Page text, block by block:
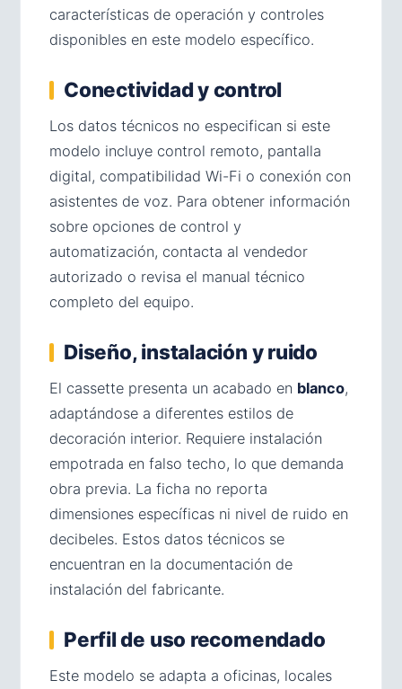
características de operación y controles
disponibles en este modelo específico.
Conectividad y control
Los datos técnicos no especifican si este
modelo incluye control remoto, pantalla
digital, compatibilidad Wi-Fi o conexión con
asistentes de voz. Para obtener información
sobre opciones de control y
automatización, contacta al vendedor
autorizado o revisa el manual técnico
completo del equipo.
Diseño, instalación y ruido
El cassette presenta un acabado en blanco,
adaptándose a diferentes estilos de
decoración interior. Requiere instalación
empotrada en falso techo, lo que demanda
obra previa. La ficha no reporta
dimensiones específicas ni nivel de ruido en
decibeles. Estos datos técnicos se
encuentran en la documentación de
instalación del fabricante.
Perfil de uso recomendado
Este modelo se adapta a oficinas, locales